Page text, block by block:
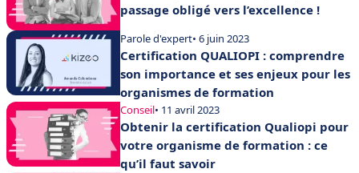
passage obligé vers l’excellence !
Parole d'expert• 6 juin 2023
Certification QUALIOPI : comprendre
son importance et ses enjeux pour les
organismes de formation
Conseil• 11 avril 2023
Obtenir la certification Qualiopi pour
votre organisme de formation : ce
qu’il faut savoir